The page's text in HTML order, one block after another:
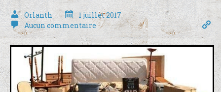
Orlanth
1 juillet 2017
Aucun commentaire